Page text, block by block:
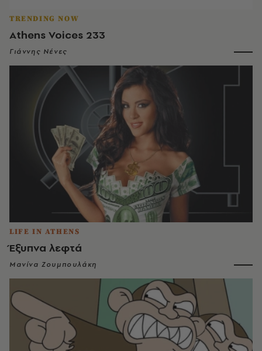
TRENDING NOW
Athens Voices 233
Γιάννης Νένες
LIFE IN ATHENS
Έξυπνα λεφτά
Μανίνα Ζουμπουλάκη